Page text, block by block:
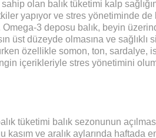
olan balık tüketimi kalp
yapıyor ve stres yönetiminde de
3 deposu balık, beyin
üst düzeyde olmasına ve sağlıklı
özellikle somon, ton, sardalye,
içerikleriyle stres yönetimini
tüketimi balık sezonunun
ve aralık aylarında haftada